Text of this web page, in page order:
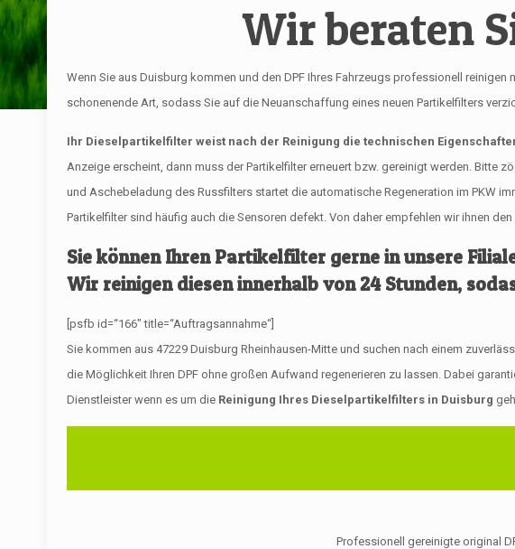
Wir beraten
Wenn Sie aus Duisburg kommen und den DPF Ihres Fahrzeugs professionell
schonenende Art, sodass Sie auf die Neuanschaffung eines neuen Partikelfilters
Ihr Dieselpartikelfilter weist nach der Reinigung die technischen
Anzeige erscheint, dann muss der Partikelfilter erneuert bzw. gereinigt werden. Bitte
und Aschebeladung des Russfilters startet die automatische Regeneration im PKW
Partikelfilter sind häufig auch die Sensoren defekt. Von daher empfehlen wir ihnen
Sie können Ihren Partikelfilter gerne in unsere
Wir reinigen diesen innerhalb von 24 Stunden,
[psfb id=“166″ title=“Auftragsannahme“]
Sie kommen aus 47229 Duisburg Rheinhausen-Mitte und suchen nach einem
die Möglichkeit Ihren DPF ohne großen Aufwand regenerieren zu lassen. Dabei
Dienstleister wenn es um die Reinigung Ihres Dieselpartikelfilters in Duisburg
Professionell gereinigte original